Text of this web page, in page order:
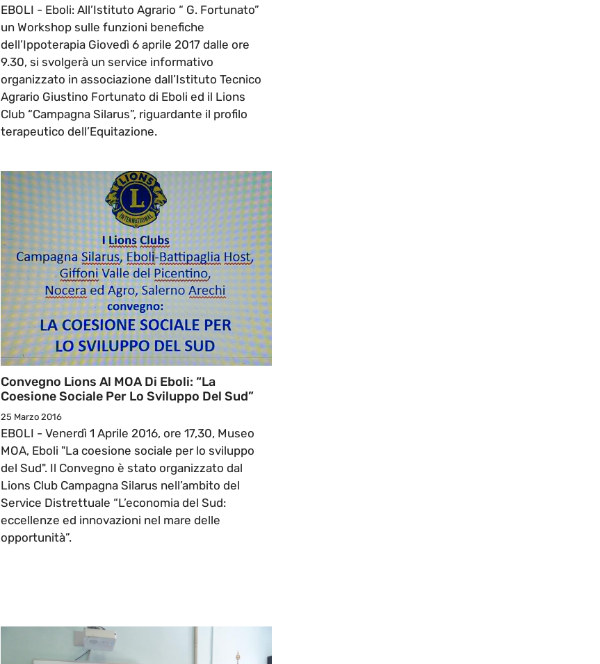
EBOLI - Eboli: All’Istituto Agrario “ G. Fortunato”
un Workshop sulle funzioni benefiche
dell’Ippoterapia Giovedì 6 aprile 2017 dalle ore
9.30, si svolgerà un service informativo
organizzato in associazione dall’Istituto Tecnico
Agrario Giustino Fortunato di Eboli ed il Lions
Club “Campagna Silarus”, riguardante il profilo
terapeutico dell’Equitazione.
Convegno Lions Al MOA Di Eboli: “La
Coesione Sociale Per Lo Sviluppo Del Sud”
25 Marzo 2016
EBOLI - Venerdì 1 Aprile 2016, ore 17,30, Museo
MOA, Eboli "La coesione sociale per lo sviluppo
del Sud". Il Convegno è stato organizzato dal
Lions Club Campagna Silarus nell’ambito del
Service Distrettuale “L’economia del Sud:
eccellenze ed innovazioni nel mare delle
opportunità”.